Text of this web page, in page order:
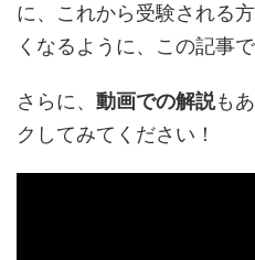
に、これから受験される
くなるように、この記事
さらに、 動画での解説も
クしてみてください！